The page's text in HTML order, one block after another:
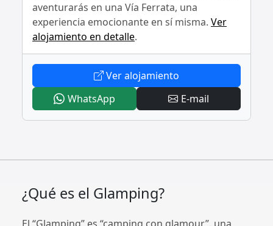
aventurarás en una Vía Ferrata, una
experiencia emocionante en sí misma. Ver
alojamiento en detalle.
Ver alojamiento
WhatsApp- OVO PatagoniaE-mail- OVO
¿Qué es el Glamping?